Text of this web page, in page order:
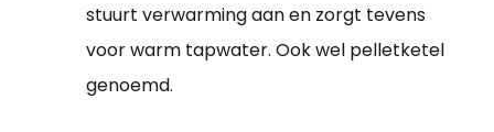
stuurt verwarming aan en zorgt tevens
voor warm tapwater. Ook wel pelletketel
genoemd.